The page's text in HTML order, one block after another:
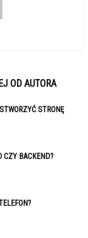
OD AUTORA
STRONĘ
CZY BACKEND?